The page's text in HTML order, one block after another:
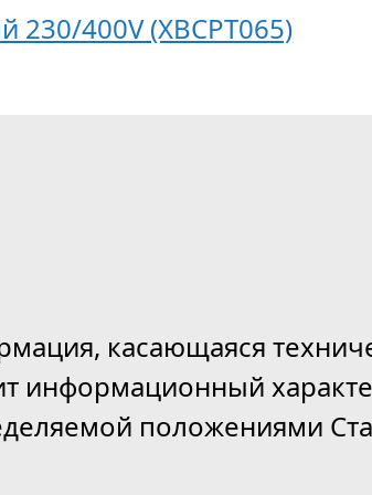
230/400V (XBCPT065)
касающаяся
информационный
положениями